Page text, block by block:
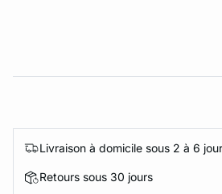
Livraison à domicile sous 2 à 6
Retours sous 30 jours